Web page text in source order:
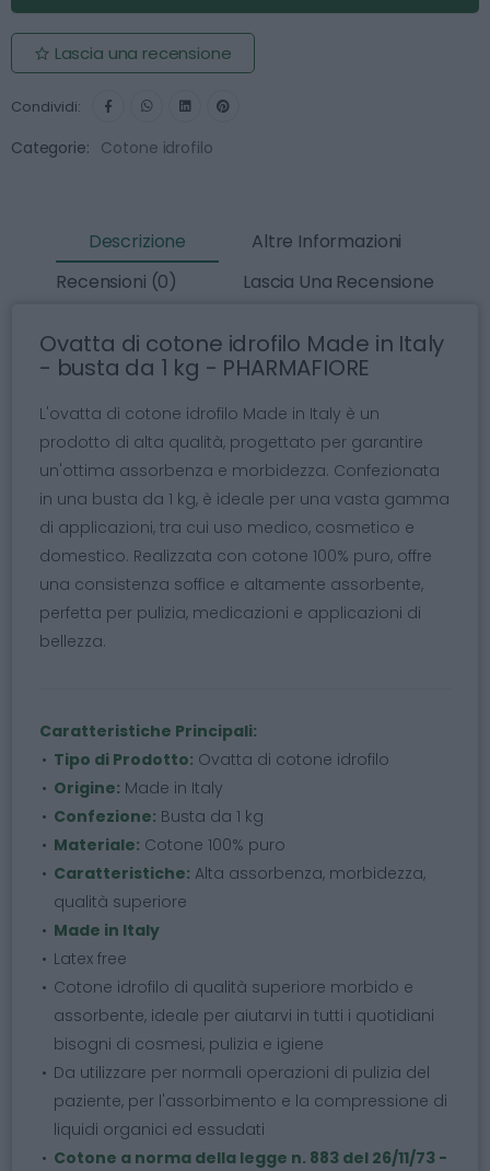
Lascia una recensione
Condividi:
Categorie: Cotone idrofilo
Descrizione
Altre Informazioni
Recensioni (0)
Lascia Una Recensione
Ovatta di cotone idrofilo Made in Italy
- busta da 1 kg - PHARMAFIORE
L'ovatta di cotone idrofilo Made in Italy è un
prodotto di alta qualità, progettato per garantire
un'ottima assorbenza e morbidezza. Confezionata
in una busta da 1 kg, è ideale per una vasta gamma
di applicazioni, tra cui uso medico, cosmetico e
domestico. Realizzata con cotone 100% puro, offre
una consistenza soffice e altamente assorbente,
perfetta per pulizia, medicazioni e applicazioni di
bellezza.
Caratteristiche Principali:
Tipo di Prodotto: Ovatta di cotone idrofilo
Origine: Made in Italy
Confezione: Busta da 1 kg
Materiale: Cotone 100% puro
Caratteristiche: Alta assorbenza, morbidezza,
qualità superiore
Made in Italy
Latex free
Cotone idrofilo di qualità superiore morbido e
assorbente, ideale per aiutarvi in tutti i quotidiani
bisogni di cosmesi, pulizia e igiene
Da utilizzare per normali operazioni di pulizia del
paziente, per l'assorbimento e la compressione di
liquidi organici ed essudati
Cotone a norma della legge n. 883 del 26/11/73 -